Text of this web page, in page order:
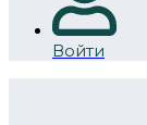
Войти